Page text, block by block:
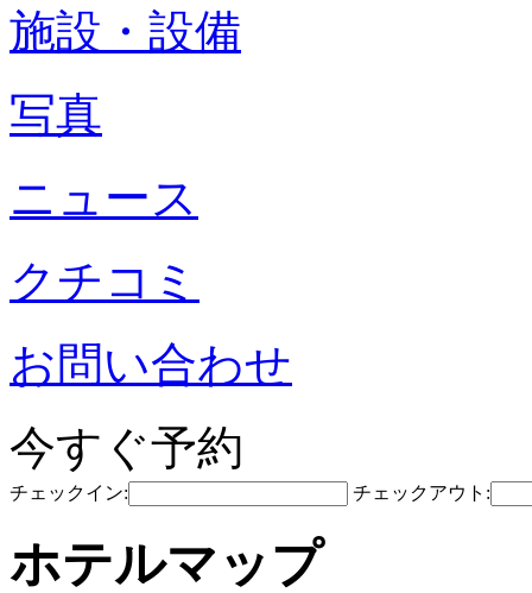
施設・設備
写真
ニュース
クチコミ
お問い合わせ
今すぐ予約
チェックイン: チェックアウト:
ホテルマップ